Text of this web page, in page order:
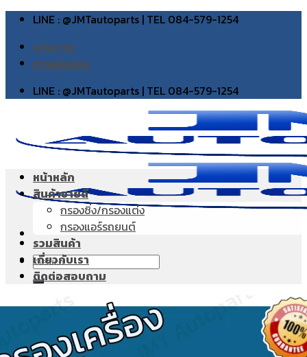
Skip
content
LINE : @JMTautoparts | TEL 084-579-1254
บทความ
ภาพส่งของ
LINE : @JMTautoparts | TEL 084-579-1254
Search
for:
Search
for:
หน้าหลัก
สินค้าขายดี
กรองซิ่ง/กรองแต่ง
กรองแอร์รถยนต์
รวมสินค้า
เกี่ยวกับเรา
ติดต่อสอบถาม